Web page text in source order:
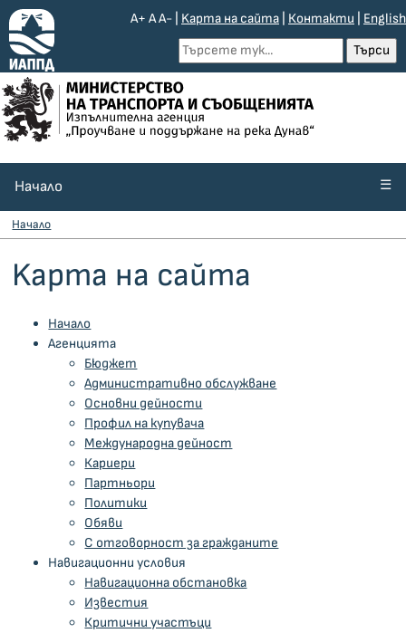
A+ AA- Kарта на сайта Контакти English
Начало ☰
Начало
Kарта на сайта
Начало
Агенцията
Бюджет
Административно обслужване
Основни дейности
Профил на купувача
Международна дейност
Кариери
Партньори
Политики
Обяви
С отговорност за гражданите
Навигационни условия
Навигационнa обстановка
Известия
Критични участъци